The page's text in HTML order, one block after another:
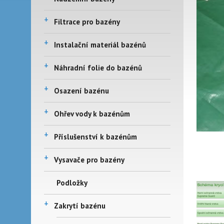
+ Filtrace pro bazény
+ Instalační materiál bazénů
+ Náhradní folie do bazénů
+ Osazení bazénu
+ Ohřev vody k bazénům
+ Příslušenství k bazénům
+ Vysavače pro bazény
Podložky
+ Zakrytí bazénu